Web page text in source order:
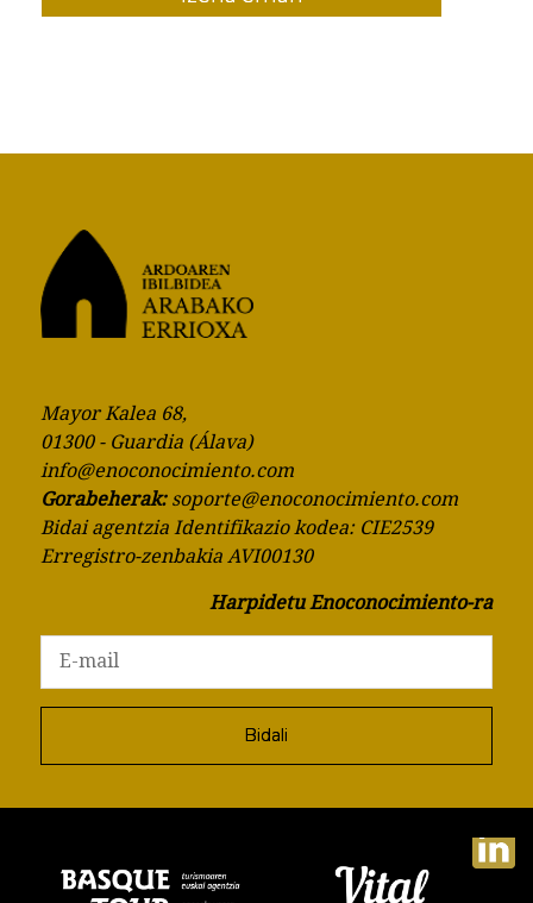
Mayor Kalea 68,
01300 - Guardia (Álava)
info@enoconocimiento.com
Gorabeherak: soporte@enoconocimiento.com
Bidai agentzia Identifikazio kodea: CIE2539
Erregistro-zenbakia AVI00130
Harpidetu Enoconocimiento-ra